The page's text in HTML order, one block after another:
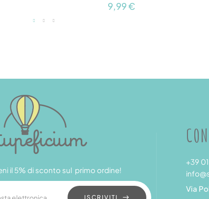
9,99 €
il 5% di sconto sul primo ordine!
ISCRIVITI
+39
Via